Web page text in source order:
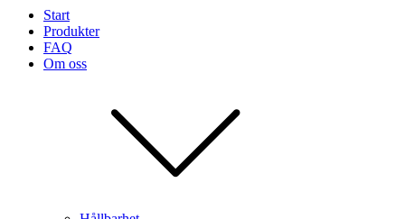
Start
Produkter
FAQ
Om oss